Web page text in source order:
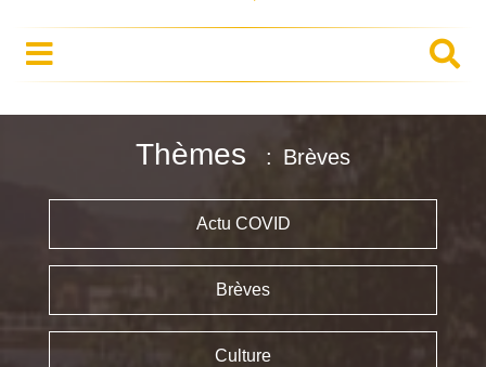
Thèmes Brèves
Actu COVID
Brèves
Culture